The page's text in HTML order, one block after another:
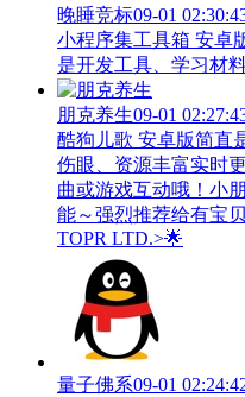
晚睡竞标09-01
小程序集工具箱 安卓
是开发工具、学习材
朋克养生09-01
酷狗儿歌 安卓版简直
伤眼、资源丰富实时
曲或游戏互动哦！小
能～强烈推荐给有宝
TOPR LTD.>🌟
量子佛系09-01